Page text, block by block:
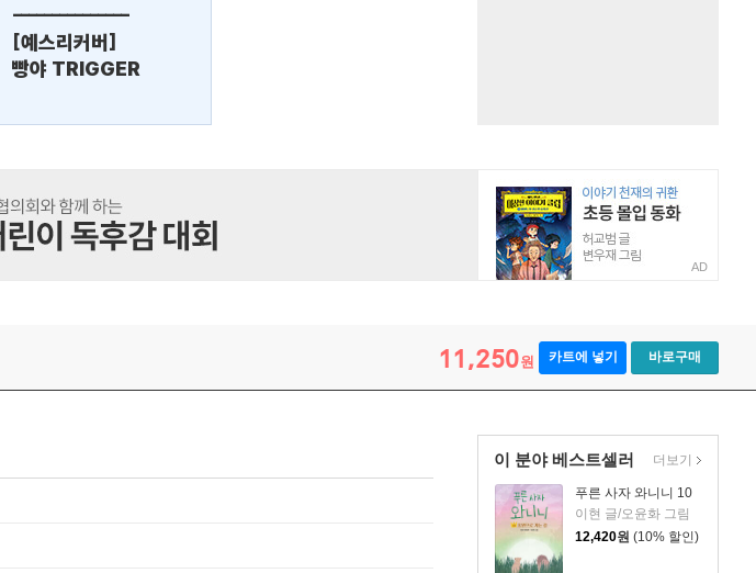
---------------
[예스리커버]
빵야 TRIGGER
AD
11,250원 카트에 넣기 바로구매
이 분야 베스트셀러
푸른 사자 와니니 10
이현 글/오윤화 그림
12,420원 (10% 할인)
더보기